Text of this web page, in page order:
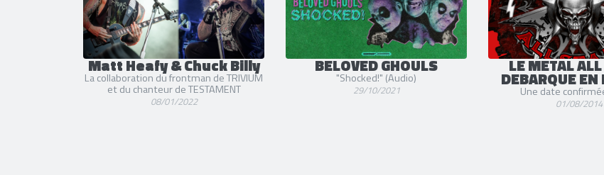
Matt Heafy & Chuck Billy
La collaboration du frontman de TRIVIUM
et du chanteur de TESTAMENT
08/01/2022
BELOVED GHOULS
"Shocked!" (Audio)
29/10/2021
LE METAL
DEBARQUE EN
Une date
01/08/2014